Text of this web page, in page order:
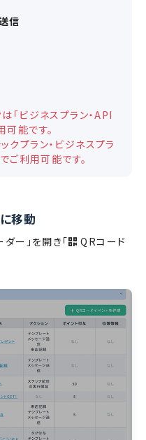
信
「ビジネスプラン・API
可能です。
クプラン・ビジネスプラ
ご利用可能です。
移動
ー」を開き「
QRコード